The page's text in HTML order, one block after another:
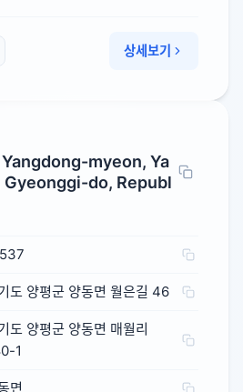
상세보기
myeon, Ya
do, Republ
도 양평군 양동면 월은길 46
도 양평군 양동면 매월리
1
면